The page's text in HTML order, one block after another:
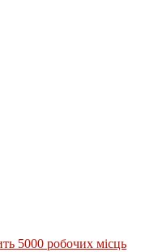
5000 робочих місць